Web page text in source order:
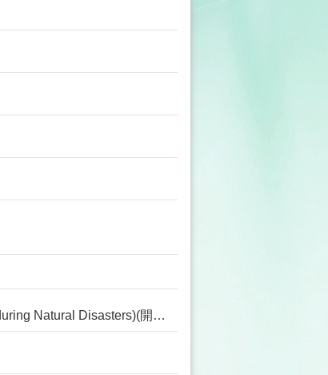
7-2. 行政院人事行政總處停班停課查詢(Work and Class Status during Natural Disasters)(開啟新視窗)